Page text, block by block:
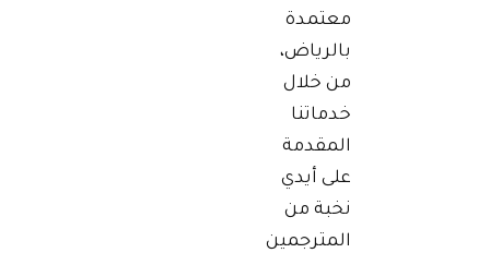
معتمدة
بالرياض،
من خلال
خدماتنا
المقدمة
على أيدي
نخبة من
المترجمين